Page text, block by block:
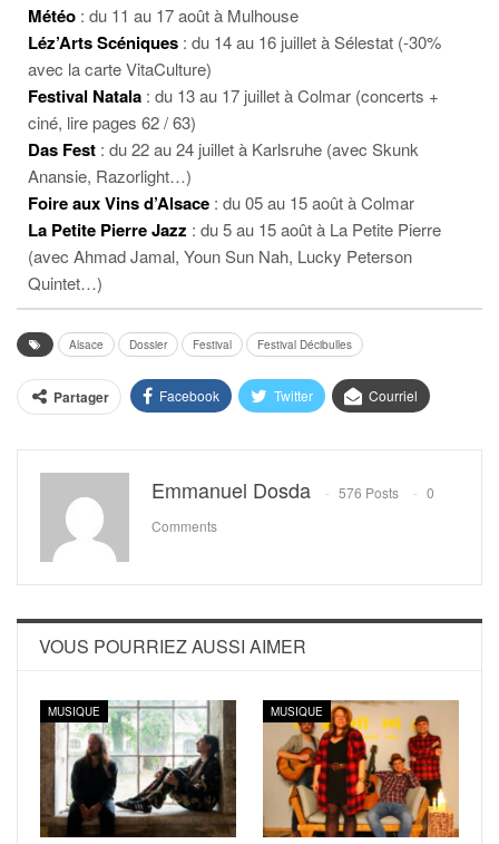
Météo : du 11 au 17 août à Mulhouse
Léz’Arts Scéniques : du 14 au 16 juillet à Sélestat (-30%
avec la carte VitaCulture)
Festival Natala : du 13 au 17 juillet à Colmar (concerts +
ciné, lire pages 62 / 63)
Das Fest : du 22 au 24 juillet à Karlsruhe (avec Skunk
Anansie, Razorlight…)
Foire aux Vins d’Alsace : du 05 au 15 août à Colmar
La Petite Pierre Jazz : du 5 au 15 août à La Petite Pierre
(avec Ahmad Jamal, Youn Sun Nah, Lucky Peterson
Quintet…)
Alsace Dossier Festival Festival Décibulles
Partager Facebook Twitter Courriel
Emmanuel Dosda 576 Posts
0
Comments
VOUS POURRIEZ AUSSI AIMER
MUSIQUE MUSIQUE